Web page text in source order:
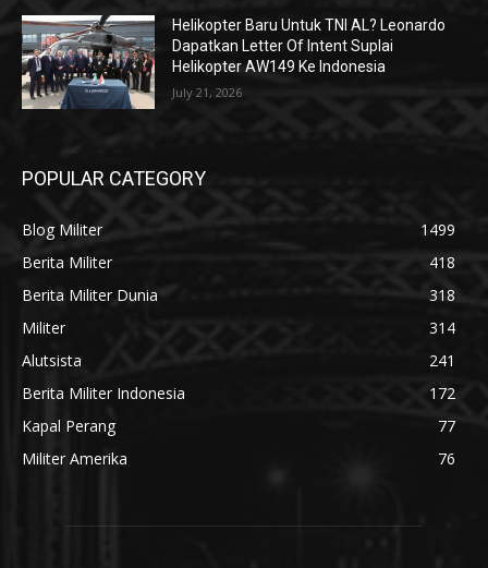
Helikopter Baru Untuk TNI AL? Leonardo
Dapatkan Letter Of Intent Suplai
Helikopter AW149 Ke Indonesia
July 21, 2026
POPULAR CATEGORY
Blog Militer
1499
Berita Militer
418
Berita Militer Dunia
318
Militer
314
Alutsista
241
Berita Militer Indonesia
172
Kapal Perang
77
Militer Amerika
76